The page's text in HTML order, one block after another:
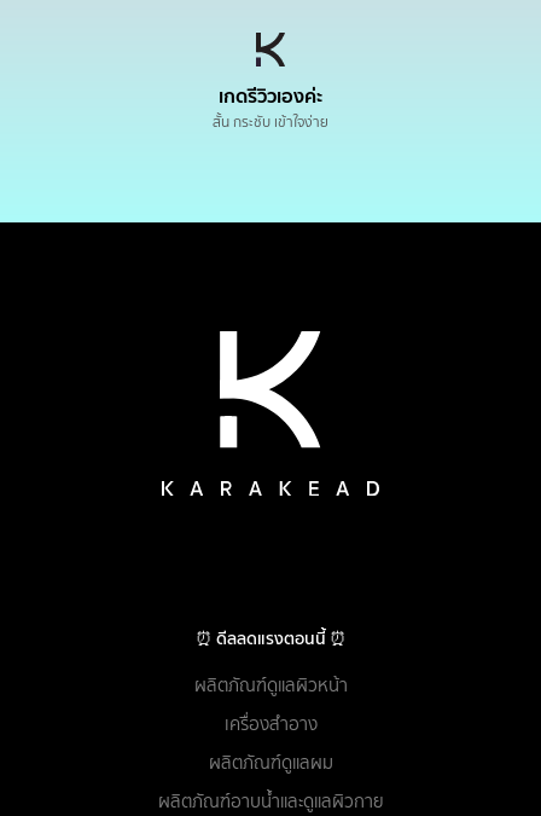
เกดรีวิวเองค่ะ
สั้น กระชับ เข้าใจง่าย
⏰ ดีลลดแรงตอนนี้ ⏰
ผลิตภัณฑ์ดูแลผิวหน้า
เครื่องสำอาง
ผลิตภัณฑ์ดูแลผม
ผลิตภัณฑ์อาบน้ำและดูแลผิวกาย